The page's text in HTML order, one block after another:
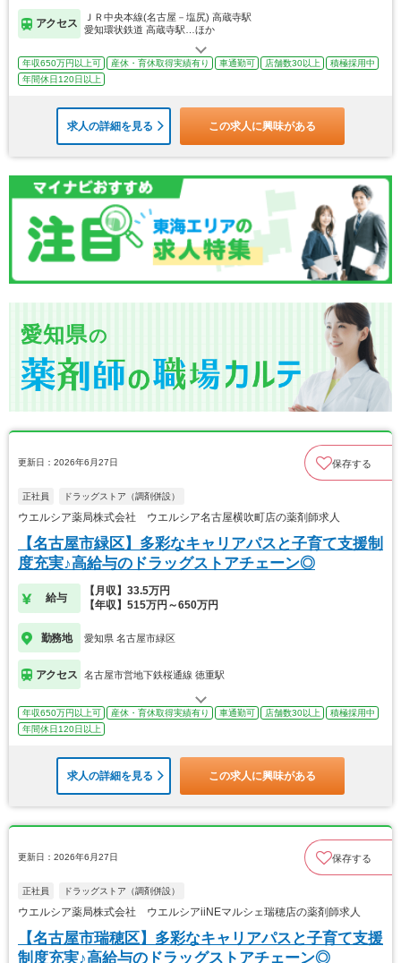
アクセス
ＪＲ中央本線(名古屋－塩尻) 高蔵寺駅
愛知環状鉄道 高蔵寺駅…ほか
年収650万円以上可 産休・育休取得実績有り 車通勤可 店舗数30以上
積極採用中
年間休日120日以上
求人の詳細を見る この求人に興味がある
愛知県の
更新日：2026年6月27日 保存する
正社員 ドラッグストア（調剤併設）
ウエルシア薬局株式会社 ウエルシア名古屋横吹町店の薬剤師求人
【名古屋市緑区】多彩なキャリアパスと子育て支援制
度充実♪高給与のドラッグストアチェーン◎
給与
【月収】33.5万円
【年収】515万円～650万円
勤務地 愛知県 名古屋市緑区
アクセス 名古屋市営地下鉄桜通線 徳重駅
年収650万円以上可 産休・育休取得実績有り 車通勤可 店舗数30以上
積極採用中
年間休日120日以上
求人の詳細を見る この求人に興味がある
更新日：2026年6月27日 保存する
正社員 ドラッグストア（調剤併設）
ウエルシア薬局株式会社 ウエルシアiiNEマルシェ瑞穂店の薬剤師求人
【名古屋市瑞穂区】多彩なキャリアパスと子育て支援
制度充実♪高給与のドラッグストアチェーン◎